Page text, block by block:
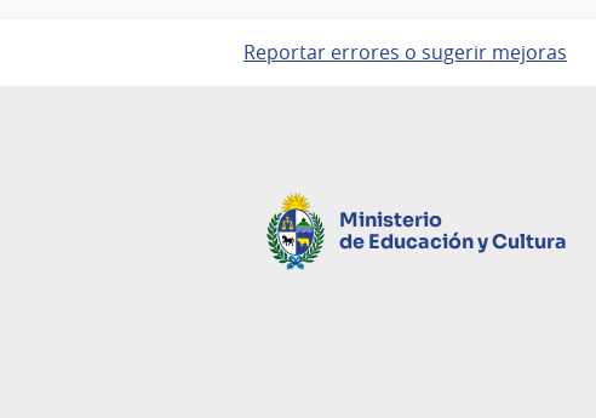
Reportar errores o sugerir mejoras
Ministerio
de Educación y Cultura